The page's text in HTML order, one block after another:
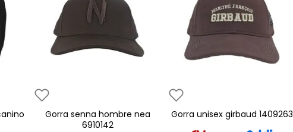
gorra senna hombre nea
6910142
gorra unisex girbaud 1409263